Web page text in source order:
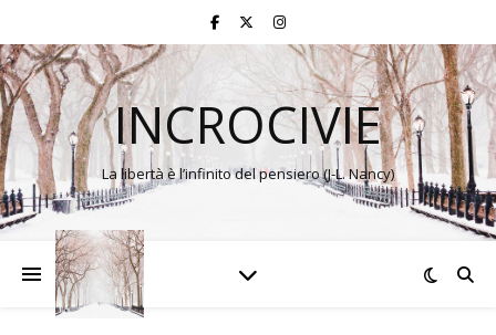
INCROCIVIE
La libertà è l’infinito del pensiero (J-L. Nancy)